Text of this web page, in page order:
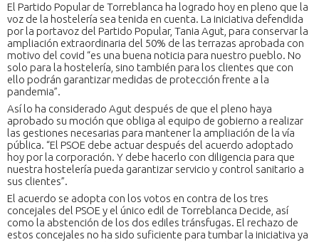
El Partido Popular de Torreblanca ha logrado hoy en pleno que la
voz de la hostelería sea tenida en cuenta. La iniciativa defendida
por la portavoz del Partido Popular, Tania Agut, para conservar la
ampliación extraordinaria del 50% de las terrazas aprobada con
motivo del covid “es una buena noticia para nuestro pueblo. No
solo para la hostelería, sino también para los clientes que con
ello podrán garantizar medidas de protección frente a la
pandemia”.
Así lo ha considerado Agut después de que el pleno haya
aprobado su moción que obliga al equipo de gobierno a realizar
las gestiones necesarias para mantener la ampliación de la vía
pública. “El PSOE debe actuar después del acuerdo adoptado
hoy por la corporación. Y debe hacerlo con diligencia para que
nuestra hostelería pueda garantizar servicio y control sanitario a
sus clientes”.
El acuerdo se adopta con los votos en contra de los tres
concejales del PSOE y el único edil de Torreblanca Decide, así
como la abstención de los dos ediles tránsfugas. El rechazo de
estos concejales no ha sido suficiente para tumbar la iniciativa ya